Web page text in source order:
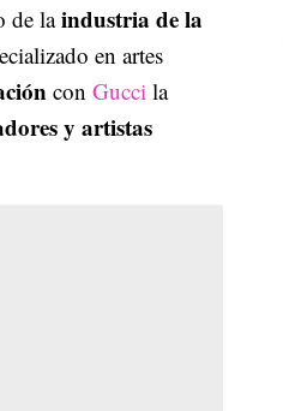
de laindustria de la
en artes
con Gucci la
y artistas